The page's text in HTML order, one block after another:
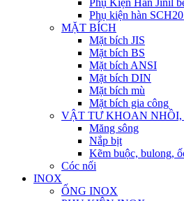
Phụ Kiện Hàn Jinil
Phụ kiện hàn
MẶT BÍCH
Mặt bích JIS
Mặt bích BS
Mặt bích ANSI
Mặt bích DIN
Mặt bích mù
Mặt bích gia công
VẬT TƯ KHOAN NHỒI,
Măng sông
Nắp bịt
Kẽm buộc, bulong,
Cóc nối
INOX
ỐNG INOX